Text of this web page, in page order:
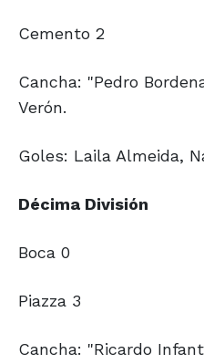
Cemento 2
Cancha: "Pedro
Verón.
Goles: Laila Almeida,
Décima División
Boca 0
Piazza 3
Cancha: "Ricardo